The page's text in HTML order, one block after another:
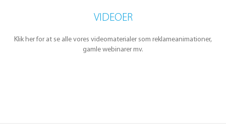
VIDEOER
Klik her for at se alle vores videomaterialer som reklameanimationer,
gamle webinarer mv.